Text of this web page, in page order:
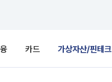
카드 가상자산/핀테크